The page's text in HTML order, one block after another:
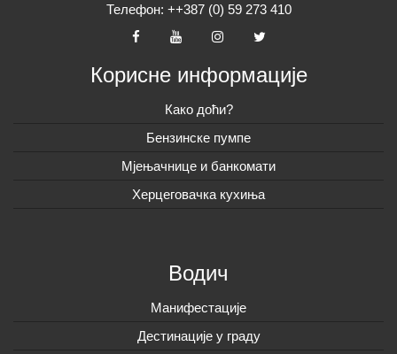
Телефон: ++387 (0) 59 273 410
Корисне информације
Како доћи?
Бензинске пумпе
Мјењачнице и банкомати
Херцеговачка кухиња
Водич
Манифестације
Дестинације у граду